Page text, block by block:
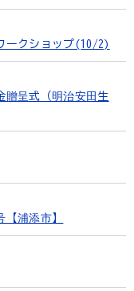
ークショップ(10/2)
贈呈式（明治安田生
浦添市】